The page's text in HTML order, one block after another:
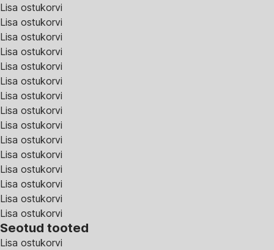
Lisa ostukorvi
Lisa ostukorvi
Lisa ostukorvi
Lisa ostukorvi
Lisa ostukorvi
Lisa ostukorvi
Lisa ostukorvi
Lisa ostukorvi
Lisa ostukorvi
Lisa ostukorvi
Lisa ostukorvi
Lisa ostukorvi
Lisa ostukorvi
Lisa ostukorvi
Lisa ostukorvi
Seotud tooted
Lisa ostukorvi